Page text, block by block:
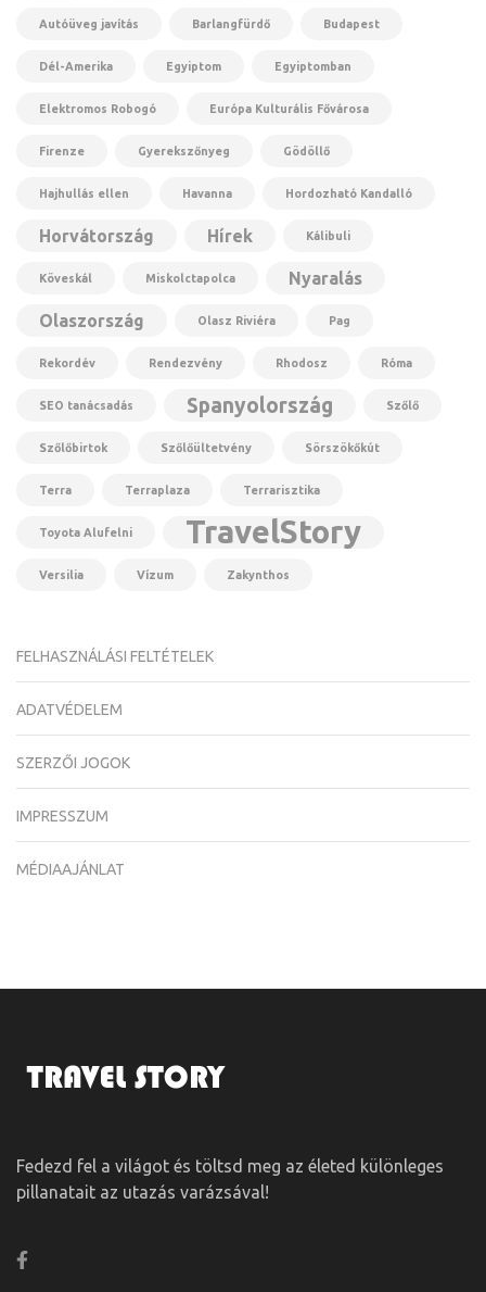
Autóüveg javítás Barlangfürdő Budapest
Dél-Amerika Egyiptom Egyiptomban
Elektromos Robogó Európa Kulturális Fővárosa
Firenze Gyerekszőnyeg Gödöllő
Hajhullás ellen Havanna Hordozható Kandalló
Horvátország Hírek Kálibuli
Köveskál Miskolctapolca Nyaralás
Olaszország Olasz Riviéra Pag
Rekordév Rendezvény Rhodosz Róma
SEO tanácsadás Spanyolország Szőlő
Szőlőbirtok Szőlőültetvény Sörszökőkút
Terra Terraplaza Terrarisztika
Toyota Alufelni TravelStory
Versilia Vízum Zakynthos
FELHASZNÁLÁSI FELTÉTELEK
ADATVÉDELEM
SZERZŐI JOGOK
IMPRESSZUM
MÉDIAAJÁNLAT
Fedezd fel a világot és töltsd meg az életed különleges
pillanatait az utazás varázsával!